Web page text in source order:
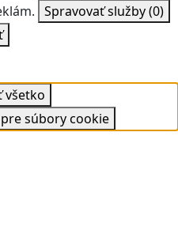
Spravovať služby(0)
všetko
súbory cookie